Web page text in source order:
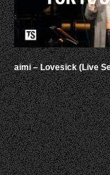
aimi – Lovesick (Live